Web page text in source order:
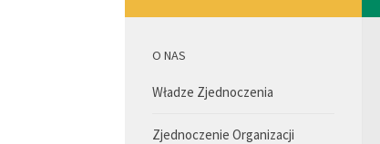
O NAS
Władze Zjednoczenia
Zjednoczenie Organizacji